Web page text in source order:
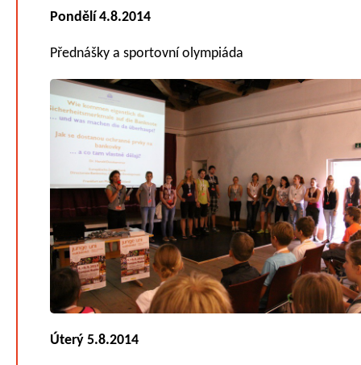
Pondělí 4.8.2014
Přednášky a sportovní olympiáda
Úterý 5.8.2014